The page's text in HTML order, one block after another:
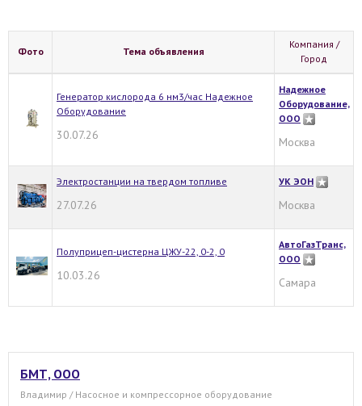
Фото Тема объявления
Компания /
Город
Генератор кислорода 6 нм3/час Надежное
Оборудование
30.07.26
Надежное
Оборудование,
ООО
Москва
Электростанции на твердом топливе
27.07.26
УК ЭОН
Москва
Полуприцеп-цистерна ЦЖУ-22, 0-2, 0
10.03.26
АвтоГазТранс,
ООО
Самара
БМТ, ООО
Владимир / Насосное и компрессорное оборудование